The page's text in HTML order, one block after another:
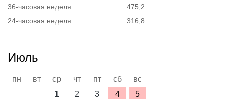
36-часовая неделя
475,2
24-часовая неделя
316,8
Июль
пн вт ср чт пт сб
вс
1
2 3 4
5